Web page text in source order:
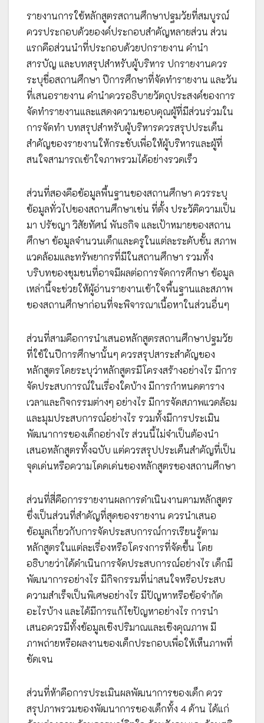
รายงานการใช้หลักสูตรสถานศึกษาปฐมวัยที่สมบูรณ์
ควรประกอบด้วยองค์ประกอบสำคัญหลายส่วน ส่วน
แรกคือส่วนนำที่ประกอบด้วยปกรายงาน คำนำ
สารบัญ และบทสรุปสำหรับผู้บริหาร ปกรายงานควร
ระบุชื่อสถานศึกษา ปีการศึกษาที่จัดทำรายงาน และวัน
ที่เสนอรายงาน คำนำควรอธิบายวัตถุประสงค์ของการ
จัดทำรายงานและแสดงความขอบคุณผู้ที่มีส่วนร่วมใน
การจัดทำ บทสรุปสำหรับผู้บริหารควรสรุปประเด็น
สำคัญของรายงานให้กระชับเพื่อให้ผู้บริหารและผู้ที่
สนใจสามารถเข้าใจภาพรวมได้อย่างรวดเร็ว
ส่วนที่สองคือข้อมูลพื้นฐานของสถานศึกษา ควรระบุ
ข้อมูลทั่วไปของสถานศึกษาเช่น ที่ตั้ง ประวัติความเป็น
มา ปรัชญา วิสัยทัศน์ พันธกิจ และเป้าหมายของสถาน
ศึกษา ข้อมูลจำนวนเด็กและครูในแต่ละระดับชั้น สภาพ
แวดล้อมและทรัพยากรที่มีในสถานศึกษา รวมทั้ง
บริบทของชุมชนที่อาจมีผลต่อการจัดการศึกษา ข้อมูล
เหล่านี้จะช่วยให้ผู้อ่านรายงานเข้าใจพื้นฐานและสภาพ
ของสถานศึกษาก่อนที่จะพิจารณาเนื้อหาในส่วนอื่นๆ
ส่วนที่สามคือการนำเสนอหลักสูตรสถานศึกษาปฐมวัย
ที่ใช้ในปีการศึกษานั้นๆ ควรสรุปสาระสำคัญของ
หลักสูตรโดยระบุว่าหลักสูตรมีโครงสร้างอย่างไร มีการ
จัดประสบการณ์ในเรื่องใดบ้าง มีการกำหนดตาราง
เวลาและกิจกรรมต่างๆ อย่างไร มีการจัดสภาพแวดล้อม
และมุมประสบการณ์อย่างไร รวมทั้งมีการประเมิน
พัฒนาการของเด็กอย่างไร ส่วนนี้ไม่จำเป็นต้องนำ
เสนอหลักสูตรทั้งฉบับ แต่ควรสรุปประเด็นสำคัญที่เป็น
จุดเด่นหรือความโดดเด่นของหลักสูตรของสถานศึกษา
ส่วนที่สี่คือการรายงานผลการดำเนินงานตามหลักสูตร
ซึ่งเป็นส่วนที่สำคัญที่สุดของรายงาน ควรนำเสนอ
ข้อมูลเกี่ยวกับการจัดประสบการณ์การเรียนรู้ตาม
หลักสูตรในแต่ละเรื่องหรือโครงการที่จัดขึ้น โดย
อธิบายว่าได้ดำเนินการจัดประสบการณ์อย่างไร เด็กมี
พัฒนาการอย่างไร มีกิจกรรมที่น่าสนใจหรือประสบ
ความสำเร็จเป็นพิเศษอย่างไร มีปัญหาหรือข้อจำกัด
อะไรบ้าง และได้มีการแก้ไขปัญหาอย่างไร การนำ
เสนอควรมีทั้งข้อมูลเชิงปริมาณและเชิงคุณภาพ มี
ภาพถ่ายหรือผลงานของเด็กประกอบเพื่อให้เห็นภาพที่
ชัดเจน
ส่วนที่ห้าคือการประเมินผลพัฒนาการของเด็ก ควร
สรุปภาพรวมของพัฒนาการของเด็กทั้ง 4 ด้าน ได้แก่